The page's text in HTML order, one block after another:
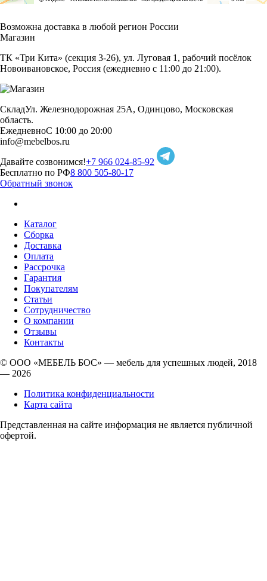
Возможна доставка в любой регион России
Магазин
ТК «Три Кита» (секция 3-26), ул. Луговая 1, рабочий посёлок
Новоивановское, Россия (ежедневно с 11:00 до 21:00).
СкладУл. Железнодорожная 25А, Одинцово, Московская
область.
ЕжедневноС 10:00 до 20:00
info@mebelbos.ru
Давайте созвонимся!+7 966 024-85-92
Бесплатно по РФ8 800 505-80-17
Обратный звонок
Каталог
Сборка
Доставка
Оплата
Рассрочка
Гарантия
Покупателям
Статьи
Сотрудничество
О компании
Отзывы
Контакты
© ООО «МЕБЕЛЬ БОС» — мебель для успешных людей, 2018
— 2026
Политика конфиденциальности
Карта сайта
Представленная на сайте информация не является публичной
офертой.